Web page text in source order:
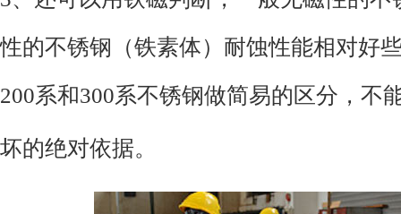
性的不锈钢（铁素体）耐蚀性能相对好
200系和300系不锈钢做简易的区分，不
坏的绝对依据。